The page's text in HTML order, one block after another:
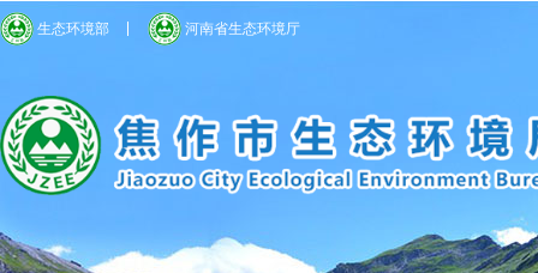
生态环境部 河南省生态环境厅